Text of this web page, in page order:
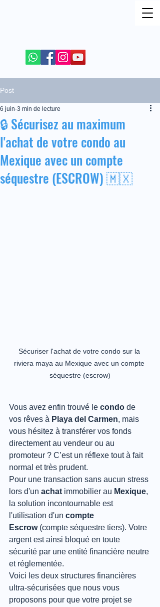
Post
🔒 Sécurisez au maximum
l'achat de votre condo au
Mexique avec un compte
séquestre (ESCROW) 🇲🇽
6 juin 3 min de lecture
Sécuriser l'achat de votre condo sur la
riviera maya au Mexique avec un compte
séquestre (escrow)
Vous avez enfin trouvé le condo de
vos rêves à Playa del Carmen, mais
vous hésitez à transférer vos fonds
directement au vendeur ou au
promoteur ? C’est un réflexe tout à fait
normal et très prudent.
Pour une transaction sans aucun stress
lors d'un achat immobilier au Mexique,
la solution incontournable est
l'utilisation d'un compte
Escrow (compte séquestre tiers). Votre
argent est ainsi bloqué en toute
sécurité par une entité financière neutre
et réglementée.
Voici les deux structures financières
ultra-sécurisées que nous vous
proposons pour que votre projet se